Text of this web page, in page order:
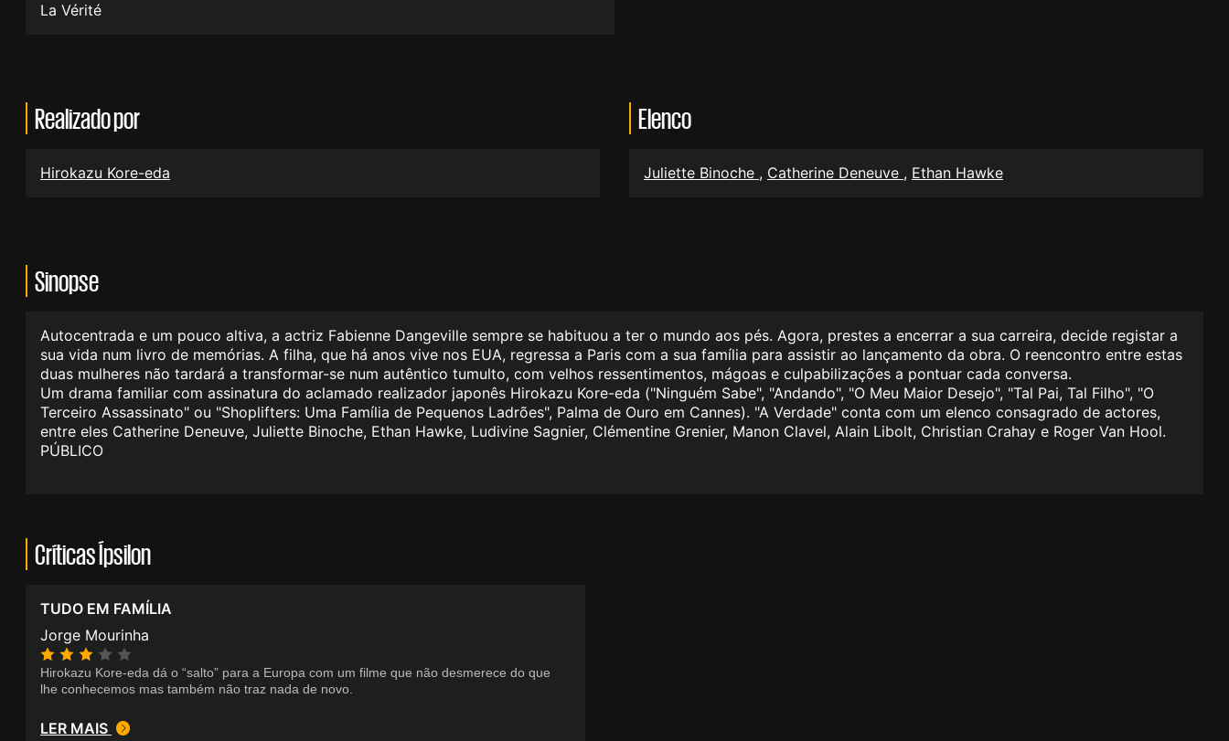
La Vérité
Realizado por
Hirokazu Kore-eda
Elenco
Juliette Binoche , Catherine Deneuve , Ethan Hawke
Sinopse
Autocentrada e um pouco altiva, a actriz Fabienne Dangeville sempre se habituou a ter o mundo aos pés. Agora, prestes a encerrar a sua carreira, decide registar a
sua vida num livro de memórias. A filha, que há anos vive nos EUA, regressa a Paris com a sua família para assistir ao lançamento da obra. O reencontro entre estas
duas mulheres não tardará a transformar-se num autêntico tumulto, com velhos ressentimentos, mágoas e culpabilizações a pontuar cada conversa.
Um drama familiar com assinatura do aclamado realizador japonês Hirokazu Kore-eda​ ("Ninguém Sabe", "Andando", "O Meu Maior Desejo", "Tal Pai, Tal Filho", "O
Terceiro Assassinato" ou "Shoplifters: Uma Família de Pequenos Ladrões", Palma de Ouro em Cannes). "A Verdade" conta com um elenco consagrado de actores,
entre eles Catherine Deneuve, Juliette Binoche, Ethan Hawke, Ludivine Sagnier, Clémentine Grenier, Manon Clavel, Alain Libolt, Christian Crahay e Roger Van Hool.
PÚBLICO
Críticas Ípsilon
TUDO EM FAMÍLIA
Jorge Mourinha
Hirokazu Kore-eda dá o “salto” para a Europa com um filme que não desmerece do que
lhe conhecemos mas também não traz nada de novo.
LER MAIS